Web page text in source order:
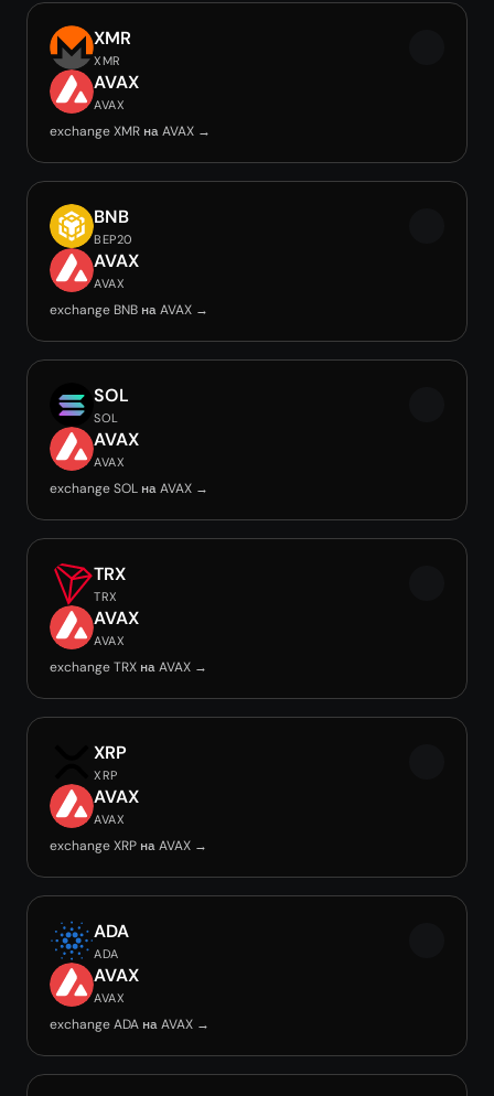
XMR
XMR
AVAX
AVAX
exchange XMR на AVAX →
BNB
BEP20
AVAX
AVAX
exchange BNB на AVAX →
SOL
SOL
AVAX
AVAX
exchange SOL на AVAX →
TRX
TRX
AVAX
AVAX
exchange TRX на AVAX →
XRP
XRP
AVAX
AVAX
exchange XRP на AVAX →
ADA
ADA
AVAX
AVAX
exchange ADA на AVAX →